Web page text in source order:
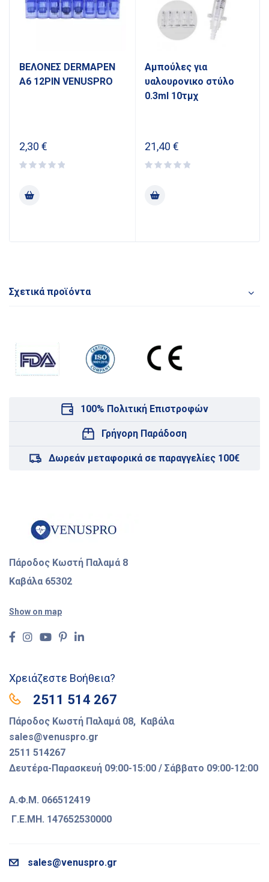
ΒΕΛΟΝΕΣ DERMAPEN
Α6 12PIN VENUSPRO
2,30 €
Αμπούλες για
υαλουρονικο στύλο
0.3ml 10τμχ
21,40 €
Σχετικά προϊόντα
100% Πολιτική Επιστροφών
Γρήγορη Παράδοση
Δωρεάν μεταφορικά σε παραγγελίες 100€
Πάροδος Κωστή Παλαμά 8
Καβάλα 65302
Show on map
Χρειάζεστε Βοήθεια?
2511 514 267
Πάροδος Κωστή Παλαμά 08, Καβάλα
sales@venuspro.gr
2511 514267
Δευτέρα-Παρασκευή 09:00-15:00 / Σάββατο 09:00-12:00
Α.Φ.Μ. 066512419
Γ.Ε.ΜΗ. 147652530000
sales@venuspro.gr